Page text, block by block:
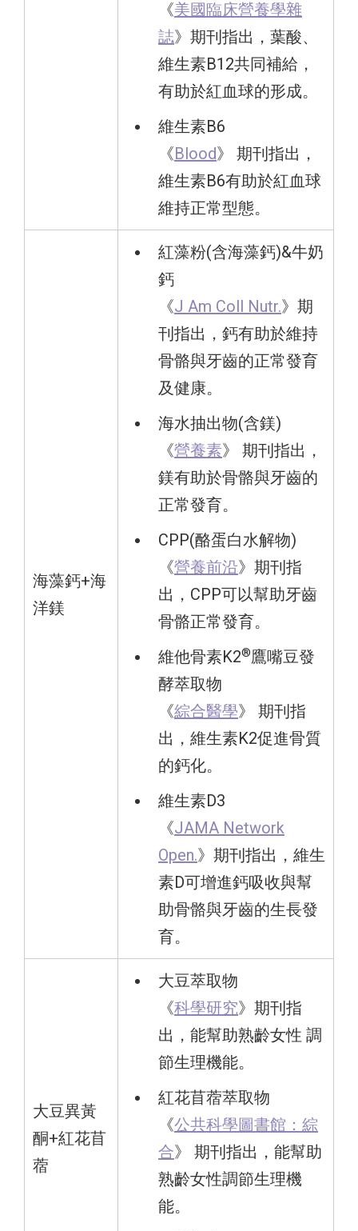
《美國臨床營養學雜
誌》期刊指出，葉酸、
維生素B12共同補給，
有助於紅血球的形成。
維生素B6
《 Blood》 期刊指出，
維生素B6有助於紅血球
維持正常型態。
海藻鈣+海
洋鎂
紅藻粉(含海藻鈣)&牛奶
鈣
《J Am Coll Nutr.》期
刊指出，鈣有助於維持
骨骼與牙齒的正常發育
及健康。
海水抽出物(含鎂)
《營養素》 期刊指出，
鎂有助於骨骼與牙齒的
正常發育。
CPP(酪蛋白水解物)
《營養前沿》期刊指
出，CPP可以幫助牙齒
骨骼正常發育。
維他骨素K2®鷹嘴豆發
酵萃取物
《綜合醫學》 期刊指
出，維生素K2促進骨質
的鈣化。
維生素D3
《JAMA Network
Open.》期刊指出，維生
素D可增進鈣吸收與幫
助骨骼與牙齒的生長發
育。
大豆異黃
酮+紅花苜
蓿
大豆萃取物
《科學研究》期刊指
出，能幫助熟齡女性 調
節生理機能。
紅花苜蓿萃取物
《公共科學圖書館：綜
合》 期刊指出，能幫助
熟齡女性調節生理機
能。